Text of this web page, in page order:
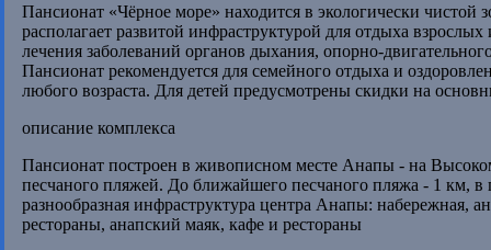
Пансионат «Чёрное море» находится в экологически чистой
располагает развитой инфраструктурой для отдыха
лечения заболеваний органов дыхания, опорно-
Пансионат рекомендуется для семейного отдыха и
любого возраста. Для детей предусмотрены скидки на
описание комплекса
Пансионат построен в живописном месте Анапы - на
песчаного пляжей. До ближайшего песчаного пляжа - 1 км, в
разнообразная инфраструктура центра Анапы: набережная,
рестораны, анапский маяк, кафе и рестораны